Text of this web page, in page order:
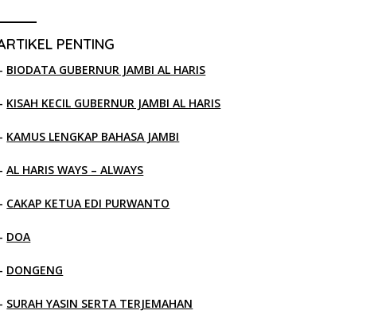
PENTING
BIODATA GUBERNUR JAMBI AL HARIS
KISAH KECIL GUBERNUR JAMBI AL HARIS
KAMUS LENGKAP BAHASA JAMBI
AL HARIS WAYS – ALWAYS
CAKAP KETUA EDI PURWANTO
DOA
DONGENG
SURAH YASIN SERTA TERJEMAHAN